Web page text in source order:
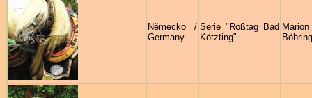
Německo /
Germany
Serie "Roßtag Bad
Kötzting"
Marion